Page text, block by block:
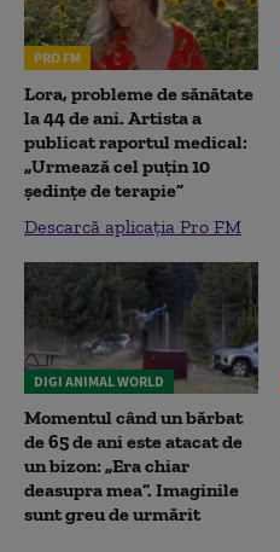
PRO FM
Lora, probleme de sănătate
la 44 de ani. Artista a
publicat raportul medical:
„Urmează cel puțin 10
ședințe de terapie”
Descarcă aplicația Pro FM
DIGI ANIMAL WORLD
Momentul când un bărbat
de 65 de ani este atacat de
un bizon: „Era chiar
deasupra mea”. Imaginile
sunt greu de urmărit